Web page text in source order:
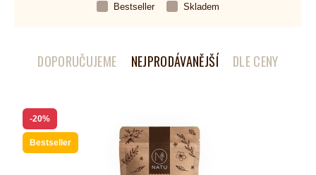
Bestseller Skladem
DOPORUČUJEME NEJPRODÁVANĚJŠÍ DLE CENY
-20%
Bestseller